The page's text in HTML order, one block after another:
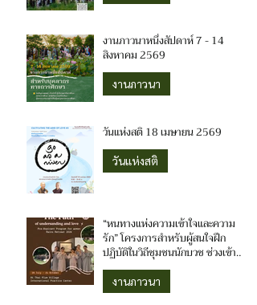
งานภาวนาหนึ่งสัปดาห์ 7 - 14
สิงหาคม 2569
งานภาวนา
วันแห่งสติ 18 เมษายน 2569
วันแห่งสติ
“หนทางแห่งความเข้าใจและความ
รัก” โครงการสำหรับผู้สนใจฝึก
ปฏิบัติในวิถีชุมชนนักบวช ช่วงเข้า
พรรษาปี 2569 (สำหรับผู้หญิง)
งานภาวนา